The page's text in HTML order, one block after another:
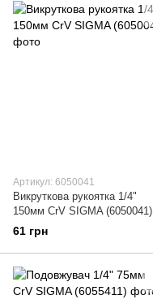
Артикул: 6050041
Викруткова рукоятка 1/4"
150мм CrV SIGMA (6050041)
61 грн